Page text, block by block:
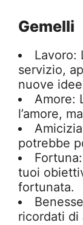
Gemelli
Lavoro:
servizio,
nuove
Amore:
l’amore,
potrebbe
tuoi
fortunata.
ricordati di